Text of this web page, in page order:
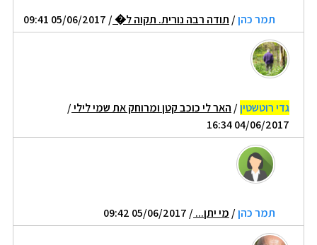
תמר כהן/ תודה רבה נורית. תקוה ל�/ 05/06/2017 09:41
גדי רוטשטין/ האר לי כוכב קטן ומרוחק את שמי לילי/
04/06/2017 16:34
תמר כהן/ מי יתן.../ 05/06/2017 09:42